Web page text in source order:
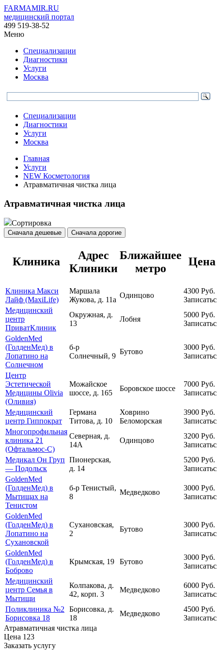
FARMAMIR.RU
медицинский портал
499 519-38-52
Меню
Специализации
Диагностики
Услуги
Москва
Специализации
Диагностики
Услуги
Москва
Главная
Услуги
NEW Косметология
Атравматичная чистка лица
Атравматичная чистка лица
Сортировка
Сначала дешевые Сначала дорогие
Клиника
Адрес
Клиники
Ближайшее
метро
Цена
Клиника Макси
Лайф (MaxiLife)
Маршала
Жукова, д. 11а
Одинцово
4300 Руб.
Медицинский
центр
ПриватКлиник
Окружная, д.
13
Лобня
5000 Руб.
GoldenMed
(ГолденМед) в
Лопатино на
Солнечном
б-р
Солнечный, 9
Бутово
3000 Руб.
Центр
Эстетической
Медицины Olivia
(Оливия)
Можайское
шоссе, д. 165
Боровское шоссе
7000 Руб.
Медицинский
центр Гиппократ
Германа
Титова, д. 10
Ховрино
Беломорская
3900 Руб.
Многопрофильная
клиника 21
(Офтальмос-С)
Северная, д.
14А
Одинцово
3200 Руб.
Медикал Он Груп
— Подольск
Пионерская,
д. 14
5200 Руб.
GoldenMed
(ГолденМед) в
Мытищах на
Тенистом
б-р Тенистый,
8
Медведково
3000 Руб.
GoldenMed
(ГолденМед) в
Лопатино на
Сухановской
Сухановская,
2
Бутово
3000 Руб.
GoldenMed
(ГолденМед) в
Боброво
Крымская, 19 Бутово
3000 Руб.
Медицинский
центр Семья в
Мытищи
Колпакова, д.
42, корп. 3
Медведково
6000 Руб.
Поликлиника №2
Борисовка 18
Борисовка, д.
18
Медведково
4500 Руб.
Атравматичная чистка лица
Цена 123
Заказать услугу